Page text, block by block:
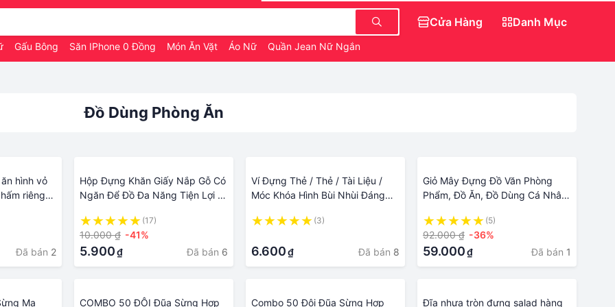
Gấu Bông Săn IPhone 0 Đồng Món Ăn Vặt Áo Nữ Quần Jean Nữ Ngắn
Cửa Hàng Danh Mục
Đồ Dùng Phòng Ăn
hình vỏ
riêng
Đã bán 2
Hộp Đựng Khăn Giấy Nắp Gỗ Có
Ngăn Để Đồ Đa Năng Tiện Lợi /
Chất Liệu Bằng Nhựa Cao Cấp
Dùng Trang Trí Bàn Làm Việc,
Bàn Ăn, Phòng Khách Siêu Xinh
(17)
10.000 ₫ -41%
5.900₫ Đã bán 6
Ví Đựng Thẻ / Thẻ / Tài Liệu /
Móc Khóa Hình Bùi Nhùi Đáng
(3)
6.600₫ Đã bán 8
Giỏ Mây Đựng Đồ Văn Phòng
Phẩm, Đồ Ăn, Đồ Dùng Cá Nhân,
Hình Chữ Nhật Đan Zích Zắc
Đẹp Mắt
(5)
92.000 ₫ -36%
59.000₫ Đã bán 1
Mạ COMBO 50 ĐÔI Đũa Sừng Hợp Combo 50 Đôi Đũa Sừng Hợp Đĩa nhựa tròn đựng salad hàng